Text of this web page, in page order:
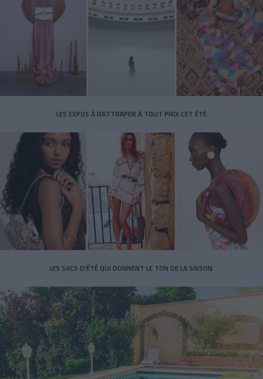
LES EXPOS À RATTRAPER À TOUT PRIX CET ÉTÉ
LES SACS D’ÉTÉ QUI DONNENT LE TON DE LA SAISON